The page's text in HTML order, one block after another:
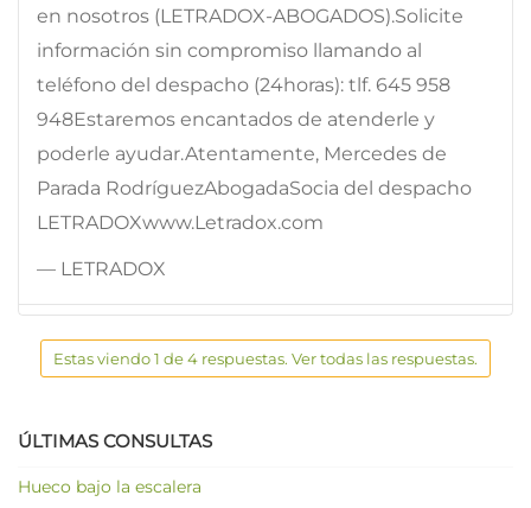
en nosotros (LETRADOX-ABOGADOS).Solicite
información sin compromiso llamando al
teléfono del despacho (24horas): tlf. 645 958
948Estaremos encantados de atenderle y
poderle ayudar.Atentamente, Mercedes de
Parada RodríguezAbogadaSocia del despacho
LETRADOXwww.Letradox.com
— LETRADOX
Estas viendo 1 de 4 respuestas. Ver todas las respuestas.
ÚLTIMAS CONSULTAS
Hueco bajo la escalera